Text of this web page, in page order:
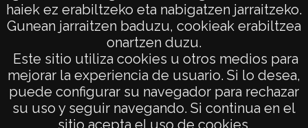
haiek ez erabiltzeko eta nabigatzen jarraitzeko.
Gunean jarraitzen baduzu, cookieak erabiltzea
onartzen duzu.
Este sitio utiliza cookies u otros medios para
mejorar la experiencia de usuario. Si lo desea,
puede configurar su navegador para rechazar
su uso y seguir navegando. Si continua en el
sitio acepta el uso de cookies.
AVISO LEGAL
POLÍTICA DE PRIVACIDAD
ACCESIBILIDAD
ATENCIÓN CIUDADANA